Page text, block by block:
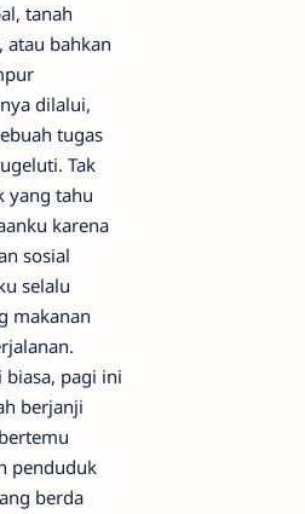
tanah
atau bahkan
dilalui,
tugas
Tak
yang tahu
karena
sosial
selalu
makanan
biasa, pagi ini
berjanji
penduduk
berda